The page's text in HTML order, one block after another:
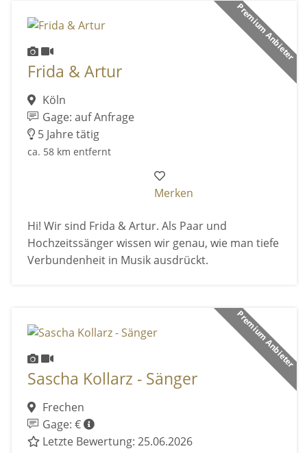
Premium Anbieter
Frida & Artur
Köln
Gage: auf Anfrage
5 Jahre tätig
ca. 58 km entfernt
Merken
Hi! Wir sind Frida & Artur. Als Paar und
Hochzeitssänger wissen wir genau, wie man tiefe
Verbundenheit in Musik ausdrückt.
Premium Anbieter
Sascha Kollarz - Sänger
Frechen
Gage: €
Letzte Bewertung: 25.06.2026